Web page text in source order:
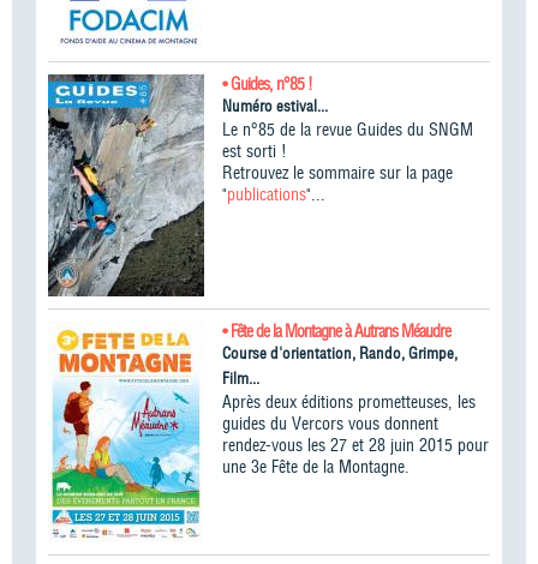
• Guides, n°85 !
Numéro estival...
Le n°85 de la revue Guides du SNGM
est sorti !
Retrouvez le sommaire sur la page
"publications"...
• Fête de la Montagne à Autrans Méaudre
Course d'orientation, Rando, Grimpe,
Film...
Après deux éditions prometteuses, les
guides du Vercors vous donnent
rendez-vous les 27 et 28 juin 2015 pour
une 3e Fête de la Montagne.